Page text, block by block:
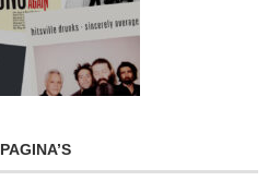
PAGINA’S